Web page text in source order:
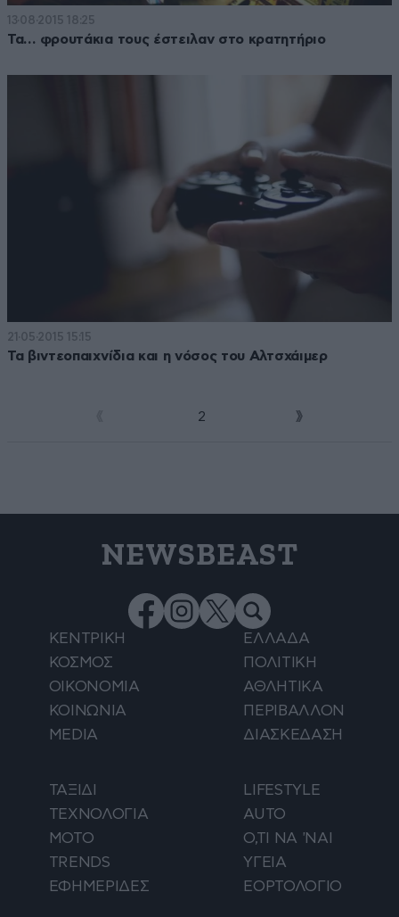
13·08·2015 18:25
Τα… φρουτάκια τους έστειλαν στο κρατητήριο
21·05·2015 15:15
Τα βιντεοπαιχνίδια και η νόσος του Αλτσχάιμερ
2
NEWSBEAST
ΚΕΝΤΡΙΚΗ
ΕΛΛΑΔΑ
ΚΟΣΜΟΣ
ΠΟΛΙΤΙΚΗ
ΟΙΚΟΝΟΜΙΑ
ΑΘΛΗΤΙΚΑ
ΚΟΙΝΩΝΙΑ
ΠΕΡΙΒΑΛΛΟΝ
MEDIA
ΔΙΑΣΚΕΔΑΣΗ
ΤΑΞΙΔΙ
LIFESTYLE
ΤΕΧΝΟΛΟΓΙΑ
AUTO
ΜΟΤΟ
Ο,ΤΙ ΝΑ 'ΝΑΙ
TRENDS
ΥΓΕΙΑ
ΕΦΗΜΕΡΙΔΕΣ
ΕΟΡΤΟΛΟΓΙΟ